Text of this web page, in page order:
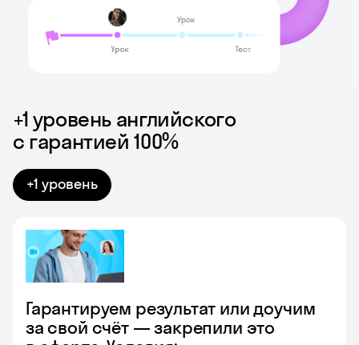
+1 уровень английского
с гарантией 100%
+1 уровень
Гарантируем результат или доучим
за свой счёт — закрепили это